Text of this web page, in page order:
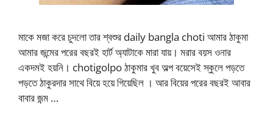
মাকে মজা করে চুদলো তার শ্বশুর daily bangla choti আমার ঠাকুমা
আমার জন্মের পরের বছরই হার্ট অ্যাটাকে মারা যায়। মরার বয়স ওনার
একদমই হয়নি। chotigolpo ঠাকুমার খুব অল্প বয়েসেই স্কুলে পড়তে
পড়তে ঠাকুরদার সাথে বিয়ে হয়ে গিয়েছিল । আর বিয়ের পরের বছরই আবার
বাবার জন্ম …